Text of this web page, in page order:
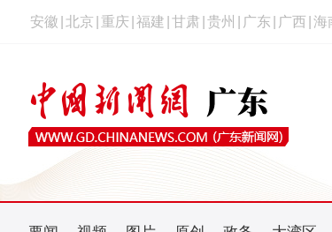
安徽 北京 重庆 福建 甘肃 贵州 广东 广西 海